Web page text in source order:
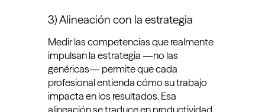
3) Alineación con la estrategia
Medir las competencias que realmente
impulsan la estrategia —no las
genéricas— permite que cada
profesional entienda cómo su trabajo
impacta en los resultados. Esa
alineación se traduce en productividad